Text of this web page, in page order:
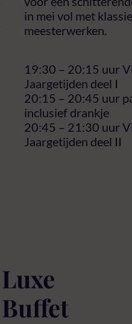
in mei vol met
meesterwerken.
19:30 – 20:15 uur
Jaargetijden deel I
20:15 – 20:45 uur
inclusief drankje
20:45 – 21:30 uur
Jaargetijden deel II
Luxe
Buffet